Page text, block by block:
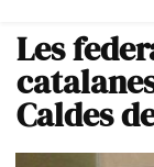
Les
Caldes